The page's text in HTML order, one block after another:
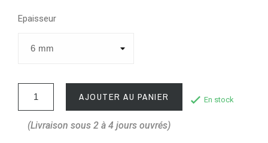
Epaisseur
AJOUTER AU PANIER En stock
(Livraison sous 2 à 4 jours ouvrés)